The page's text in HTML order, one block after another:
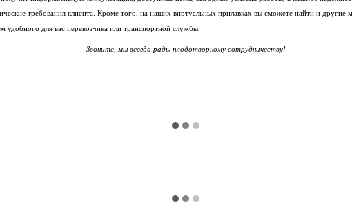
требования клиента. Кроме того, на наших виртуальных прилавках вы сможете найти и другие
для вас перевозчика или транспортной службы.
Звоните, мы всегда рады плодотворному сотрудничеству!